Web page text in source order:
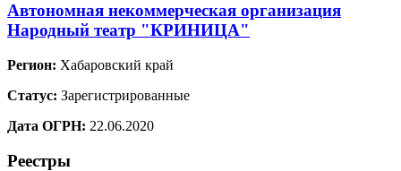
Автономная некоммерческая организация
Народный театр "КРИНИЦА"
Регион: Хабаровский край
Статус: Зарегистрированные
Дата ОГРН: 22.06.2020
Реестры